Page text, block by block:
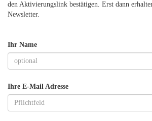
den Aktivierungslink bestätigen. Erst dann
Newsletter.
Ihr Name
Ihre E-Mail Adresse